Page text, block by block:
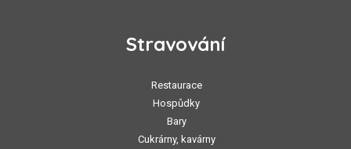
Stravování
Restaurace
Hospůdky
Bary
Cukrárny, kavárny